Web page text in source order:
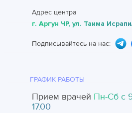
Адрес центра
г. Аргун ЧР, ул. Таима
Подписывайтесь на нас:
ГРАФИК РАБОТЫ
Прием врачей Пн-Cб с
17.00